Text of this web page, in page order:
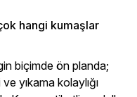
hangi kumaşlar
biçimde ön planda;
yıkama kolaylığı